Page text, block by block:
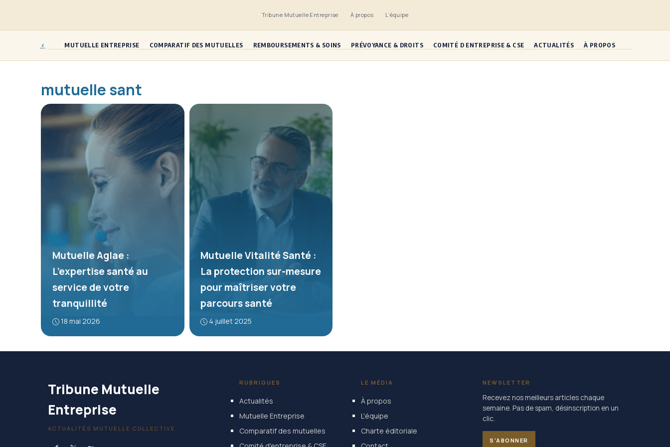
contenu
Tribune Mutuelle Entreprise À propos L’équipe
MUTUELLE ENTREPRISE COMPARATIF DES MUTUELLES REMBOURSEMENTS & SOINS PRÉVOYANCE & DROITS COMITÉ D ENTREPRISE & CSE ACTUALITÉS À PROPOS
mutuelle sant
Mutuelle Aglae :
L’expertise santé au
service de votre
tranquillité
18 mai 2026
Mutuelle Vitalité Santé :
La protection sur-mesure
pour maîtriser votre
parcours santé
4 juillet 2025
Tribune Mutuelle
Entreprise
ACTUALITÉS MUTUELLE COLLECTIVE
RUBRIQUES
Actualités
Mutuelle Entreprise
Comparatif des mutuelles
LE MÉDIA
À propos
L'équipe
Charte éditoriale
NEWSLETTER
Recevez nos meilleurs articles chaque
semaine. Pas de spam, désinscription en un
clic.
S'ABONNER